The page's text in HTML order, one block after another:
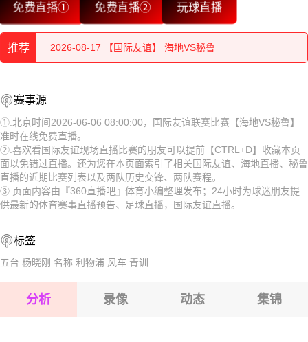
免费直播① 免费直播② 玩球直播
推荐
2026-08-17 【国际友谊】 海地VS秘鲁
2026-08-17 【国际友谊】 海地VS秘鲁
2026-08-17 【国际友谊】 海地VS秘鲁
2026-08-17 【国际友谊】 海地VS秘鲁
2026-08-17 【国际友谊】 海地VS秘鲁
2026-08-17 【国际友谊】 海地VS秘鲁
2026-08-17 【国际友谊】 海地VS秘鲁
2026-08-17 【国际友谊】 海地VS秘鲁
2026-08-17 【国际友谊】 海地VS秘鲁
赛事源
①.北京时间2026-06-06 08:00:00，国际友谊联赛比赛【海地VS秘鲁】
准时在线免费直播。
②.喜欢看国际友谊现场直播比赛的朋友可以提前【CTRL+D】收藏本页
面以免错过直播。还为您在本页面索引了相关国际友谊、海地直播、秘鲁
直播的近期比赛列表以及两队历史交锋、两队赛程。
③.页面内容由『360直播吧』体育小编整理发布；24小时为球迷朋友提
供最新的体育赛事直播预告、足球直播，国际友谊直播。
标签
五台 杨晓刚 名称 利物浦 风车 青训
分析 录像 动态 集锦